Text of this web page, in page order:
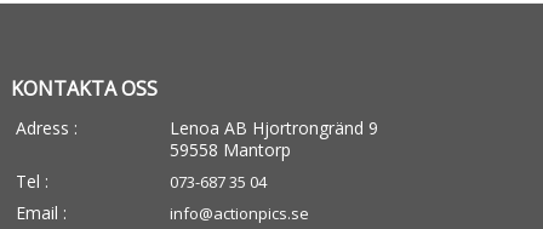
KONTAKTA OSS
Adress :
Lenoa AB Hjortrongränd 9
59558 Mantorp
Tel :
073-687 35 04
Email : info@actionpics.se